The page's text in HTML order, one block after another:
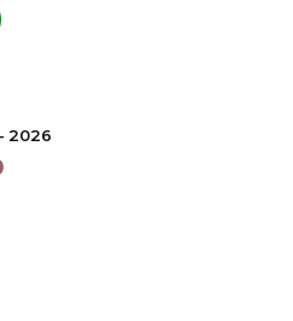
2026